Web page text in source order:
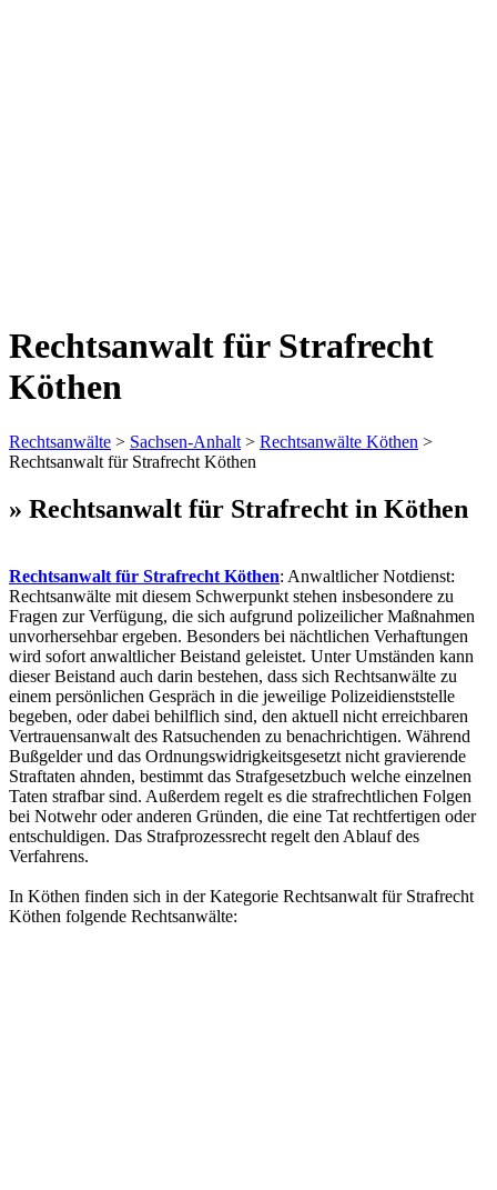
Rechtsanwalt für Strafrecht
Köthen
Rechtsanwälte > Sachsen-Anhalt > Rechtsanwälte Köthen >
Rechtsanwalt für Strafrecht Köthen
» Rechtsanwalt für Strafrecht in Köthen
Rechtsanwalt für Strafrecht Köthen: Anwaltlicher Notdienst:
Rechtsanwälte mit diesem Schwerpunkt stehen insbesondere zu
Fragen zur Verfügung, die sich aufgrund polizeilicher Maßnahmen
unvorhersehbar ergeben. Besonders bei nächtlichen Verhaftungen
wird sofort anwaltlicher Beistand geleistet. Unter Umständen kann
dieser Beistand auch darin bestehen, dass sich Rechtsanwälte zu
einem persönlichen Gespräch in die jeweilige Polizeidienststelle
begeben, oder dabei behilflich sind, den aktuell nicht erreichbaren
Vertrauensanwalt des Ratsuchenden zu benachrichtigen. Während
Bußgelder und das Ordnungswidrigkeitsgesetzt nicht gravierende
Straftaten ahnden, bestimmt das Strafgesetzbuch welche einzelnen
Taten strafbar sind. Außerdem regelt es die strafrechtlichen Folgen
bei Notwehr oder anderen Gründen, die eine Tat rechtfertigen oder
entschuldigen. Das Strafprozessrecht regelt den Ablauf des
Verfahrens.
In Köthen finden sich in der Kategorie Rechtsanwalt für Strafrecht
Köthen folgende Rechtsanwälte: